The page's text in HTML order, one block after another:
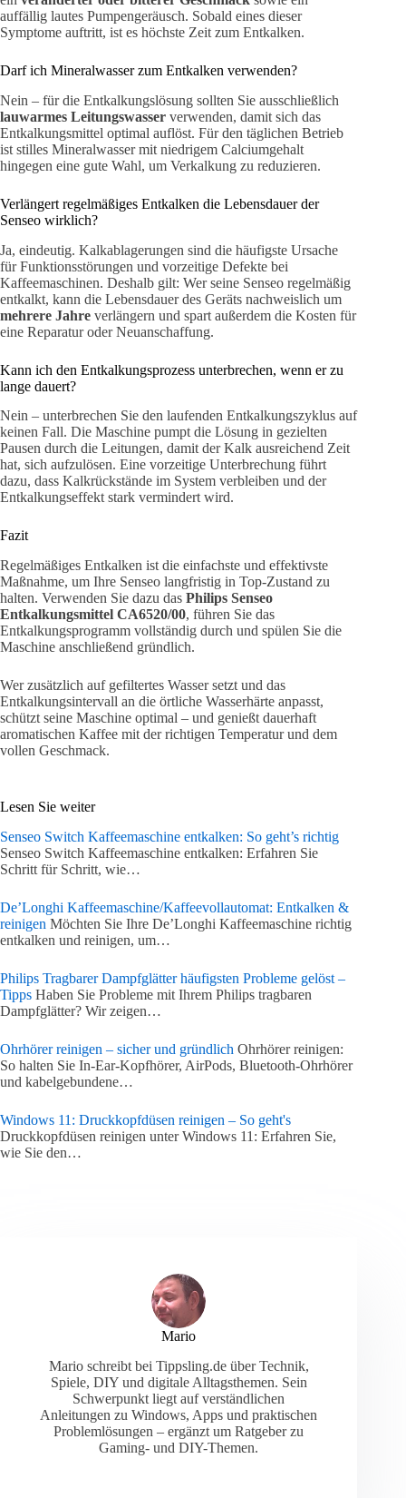
auffällig lautes Pumpengeräusch. Sobald eines dieser
Symptome auftritt, ist es höchste Zeit zum Entkalken.
Darf ich Mineralwasser zum Entkalken verwenden?
Nein – für die Entkalkungslösung sollten Sie ausschließlich
lauwarmes Leitungswasser verwenden, damit sich das
Entkalkungsmittel optimal auflöst. Für den täglichen Betrieb
ist stilles Mineralwasser mit niedrigem Calciumgehalt
hingegen eine gute Wahl, um Verkalkung zu reduzieren.
Verlängert regelmäßiges Entkalken die Lebensdauer der
Senseo wirklich?
Ja, eindeutig. Kalkablagerungen sind die häufigste Ursache
für Funktionsstörungen und vorzeitige Defekte bei
Kaffeemaschinen. Deshalb gilt: Wer seine Senseo regelmäßig
entkalkt, kann die Lebensdauer des Geräts nachweislich um
mehrere Jahre verlängern und spart außerdem die Kosten für
eine Reparatur oder Neuanschaffung.
Kann ich den Entkalkungsprozess unterbrechen, wenn er zu
lange dauert?
Nein – unterbrechen Sie den laufenden Entkalkungszyklus auf
keinen Fall. Die Maschine pumpt die Lösung in gezielten
Pausen durch die Leitungen, damit der Kalk ausreichend Zeit
hat, sich aufzulösen. Eine vorzeitige Unterbrechung führt
dazu, dass Kalkrückstände im System verbleiben und der
Entkalkungseffekt stark vermindert wird.
Fazit
Regelmäßiges Entkalken ist die einfachste und effektivste
Maßnahme, um Ihre Senseo langfristig in Top-Zustand zu
halten. Verwenden Sie dazu das Philips Senseo
Entkalkungsmittel CA6520/00, führen Sie das
Entkalkungsprogramm vollständig durch und spülen Sie die
Maschine anschließend gründlich.
Wer zusätzlich auf gefiltertes Wasser setzt und das
Entkalkungsintervall an die örtliche Wasserhärte anpasst,
schützt seine Maschine optimal – und genießt dauerhaft
aromatischen Kaffee mit der richtigen Temperatur und dem
vollen Geschmack.
Lesen Sie weiter
Senseo Switch Kaffeemaschine entkalken: So geht’s richtig
Senseo Switch Kaffeemaschine entkalken: Erfahren Sie
Schritt für Schritt, wie…
De’Longhi Kaffeemaschine/Kaffeevollautomat: Entkalken &
reinigen Möchten Sie Ihre De’Longhi Kaffeemaschine richtig
entkalken und reinigen, um…
Philips Tragbarer Dampfglätter häufigsten Probleme gelöst –
Tipps Haben Sie Probleme mit Ihrem Philips tragbaren
Dampfglätter? Wir zeigen…
Ohrhörer reinigen – sicher und gründlich Ohrhörer reinigen:
So halten Sie In-Ear-Kopfhörer, AirPods, Bluetooth-Ohrhörer
und kabelgebundene…
Windows 11: Druckkopfdüsen reinigen – So geht's
Druckkopfdüsen reinigen unter Windows 11: Erfahren Sie,
wie Sie den…
Mario
Mario schreibt bei Tippsling.de über Technik,
Spiele, DIY und digitale Alltagsthemen. Sein
Schwerpunkt liegt auf verständlichen
Anleitungen zu Windows, Apps und praktischen
Problemlösungen – ergänzt um Ratgeber zu
Gaming- und DIY-Themen.